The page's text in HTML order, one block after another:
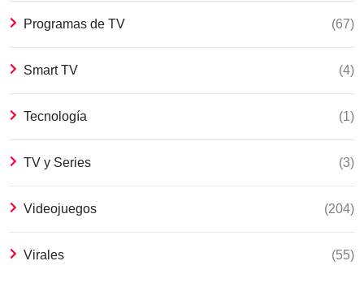
Programas de TV (67)
Smart TV (4)
Tecnología (1)
TV y Series (3)
Videojuegos (204)
Virales (55)